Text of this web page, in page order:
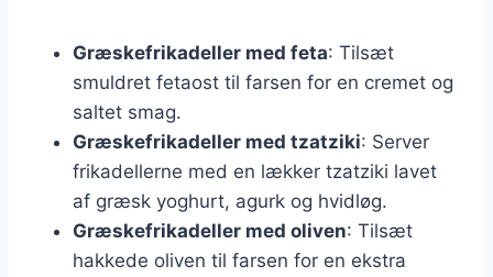
Græskefrikadeller med feta: Tilsæt
smuldret fetaost til farsen for en cremet og
saltet smag.
Græskefrikadeller med tzatziki: Server
frikadellerne med en lækker tzatziki lavet
af græsk yoghurt, agurk og hvidløg.
Græskefrikadeller med oliven: Tilsæt
hakkede oliven til farsen for en ekstra